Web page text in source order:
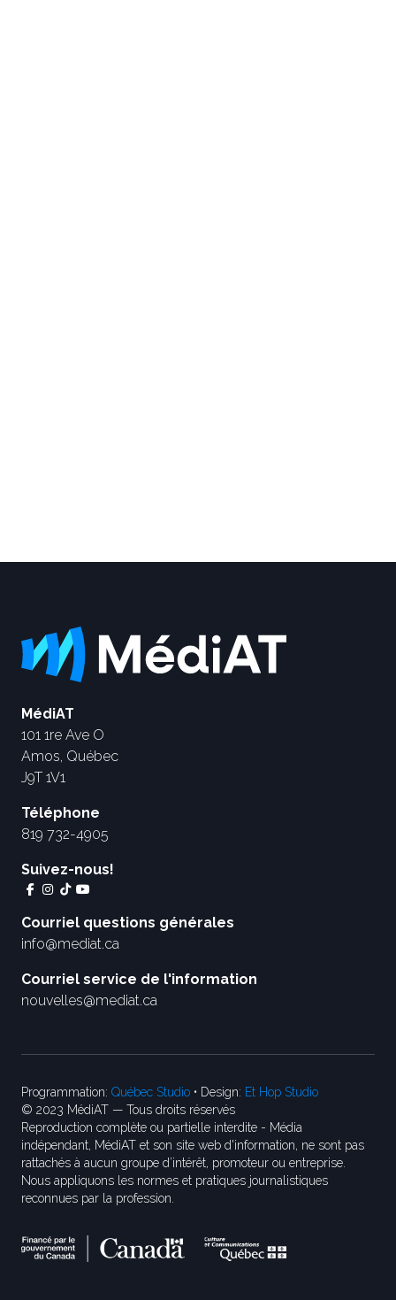
MédiAT
101 1re Ave O
Amos, Québec
J9T 1V1
Téléphone
819 732-4905
Suivez-nous!
Courriel questions générales
info@mediat.ca
Courriel service de l'information
nouvelles@mediat.ca
Programmation: Québec Studio • Design: Et Hop Studio
© 2023 MédiAT — Tous droits réservés
Reproduction complète ou partielle interdite - Média
indépendant, MédiAT et son site web d'information, ne sont pas
rattachés à aucun groupe d’intérêt, promoteur ou entreprise.
Nous appliquons les normes et pratiques journalistiques
reconnues par la profession.